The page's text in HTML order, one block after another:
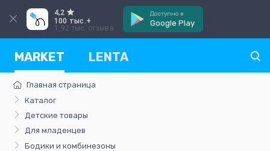
4,2
100 тыс.+
1,92 тыс. отзыва
Доступно в
Google Play
MARKET LENTA
Главная страница
Каталог
Детские товары
Для младенцев
Бодики и комбинезоны